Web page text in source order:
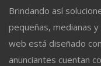
Brindando así
pequeñas, medianas
web está diseñado
anunciantes cuentan